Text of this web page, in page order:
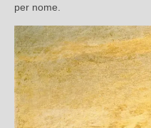
per nome.